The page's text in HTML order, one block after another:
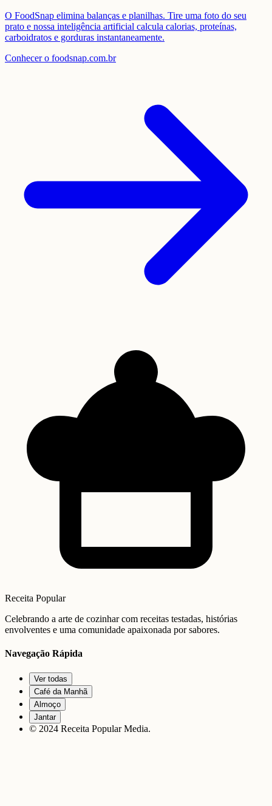
O FoodSnap elimina balanças e planilhas. Tire uma foto do seu
prato e nossa inteligência artificial calcula calorias, proteínas,
carboidratos e gorduras instantaneamente.
Conhecer o foodsnap.com.br
Receita Popular
Celebrando a arte de cozinhar com receitas testadas, histórias
envolventes e uma comunidade apaixonada por sabores.
Navegação Rápida
Ver todas
Café da Manhã
Almoço
Jantar
© 2024 Receita Popular Media.